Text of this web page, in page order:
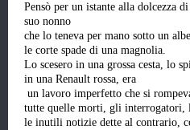
Pensò per un istante alla dolcezza
suo nonno
che lo teneva per mano sotto un
le corte spade di una magnolia.
Lo scesero in una grossa cesta, lo
in una Renault rossa, era
un lavoro imperfetto che si
tutte quelle morti, gli interrogatori,
le inutili notizie dette al contrario,